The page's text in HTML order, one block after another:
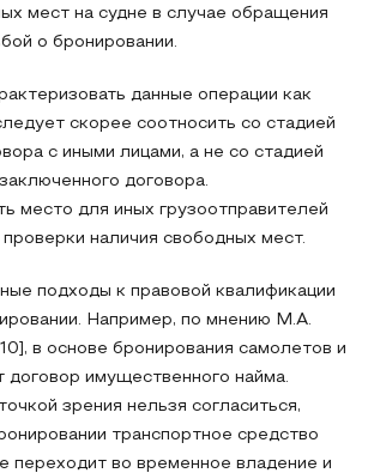
мест на судне в случае обращения
о бронировании.
данные операции как
скорее соотносить со стадией
с иными лицами, а не со стадией
договора.
место для иных грузоотправителей
наличия свободных мест.
подходы к правовой квалификации
Например, по мнению М.А.
в основе бронирования самолетов и
договор имущественного найма.
зрения нельзя согласиться,
транспортное средство
переходит во временное владение и